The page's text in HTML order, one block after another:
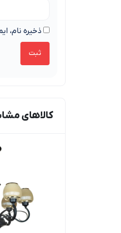
ذخیره نام،
کالاهای